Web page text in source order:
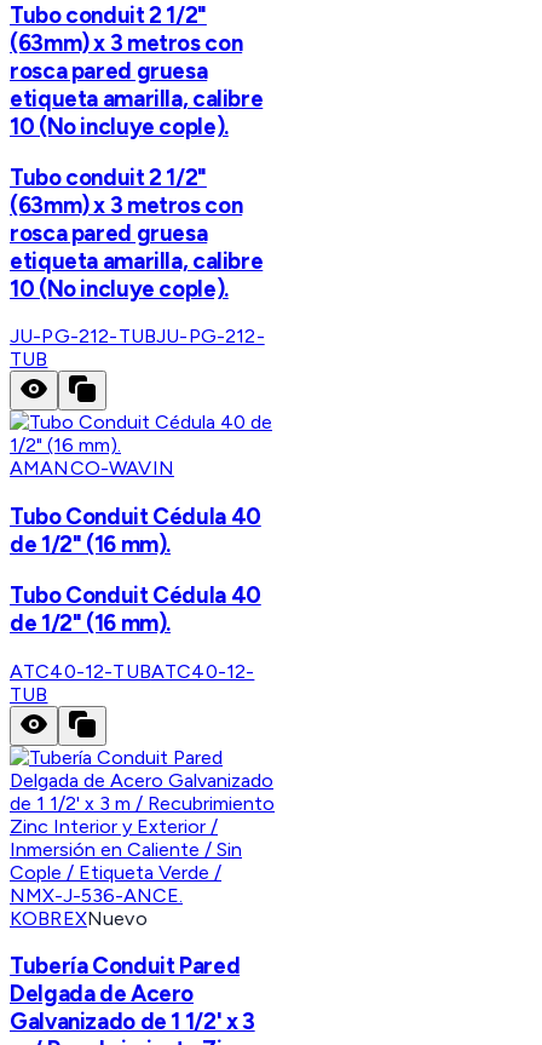
Tubo conduit 2 1/2"
(63mm) x 3 metros con
rosca pared gruesa
etiqueta amarilla, calibre
10 (No incluye cople).
Tubo conduit 2 1/2"
(63mm) x 3 metros con
rosca pared gruesa
etiqueta amarilla, calibre
10 (No incluye cople).
JU-PG-212-TUBJU-PG-212-
TUB
AMANCO-WAVIN
Tubo Conduit Cédula 40
de 1/2" (16 mm).
Tubo Conduit Cédula 40
de 1/2" (16 mm).
ATC40-12-TUBATC40-12-
TUB
KOBREXNuevo
Tubería Conduit Pared
Delgada de Acero
Galvanizado de 1 1/2' x 3